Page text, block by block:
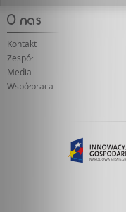
Kontakt
Zespół
Media
Współpraca